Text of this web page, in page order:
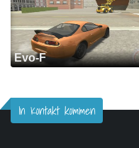
Evo-F
In Kontakt kommen